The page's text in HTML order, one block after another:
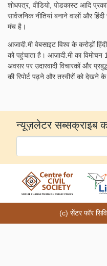
शोधपत्र, वीडियो, पोडकास्ट आदि
सार्वजनिक नीतियां बनाने वालों और
मंच है।
आजादी.मी वेबसाइट विश्व के करोड़ों
को पहुंचाता है। आज़ादी.मी का
अवसर पर उदारवादी विचारकों और
की रिपोर्ट पढ़ने और तस्वीरों को देखने
न्यूज़लेटर सब्सक्राइब
(c) सेंटर फॉर